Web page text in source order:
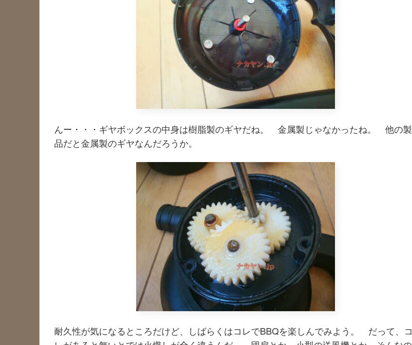
んー・・・ギヤボックスの中身は樹脂製のギヤだね。 金属製じゃなかったね。 他の製
品だと金属製のギヤなんだろうか。
耐久性が気になるところだけど、しばらくはコレでBBQを楽しんでみよう。 だって、コ